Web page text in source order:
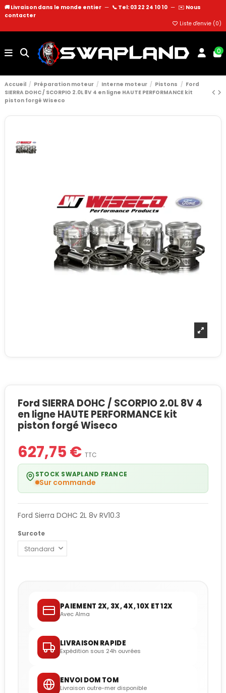
🚚 Livraison dans le monde entier — 📞 Tel: 03 22 24 10 10 — ✉️ Nous
contacter
Liste d'envie (0)
0
Accueil Préparation moteur Interne moteur Pistons
Ford
SIERRA DOHC / SCORPIO 2.0L 8V 4 en ligne HAUTE PERFORMANCE kit
piston forgé Wiseco
Ford SIERRA DOHC / SCORPIO 2.0L 8V 4
en ligne HAUTE PERFORMANCE kit
piston forgé Wiseco
627,75 € TTC
STOCK SWAPLAND FRANCE
Sur commande
Ford Sierra DOHC 2L 8v RV10.3
Surcote
PAIEMENT 2X, 3X, 4X, 10X ET 12X
Avec Alma
LIVRAISON RAPIDE
Expédition sous 24h ouvrées
ENVOI DOM TOM
Livraison outre-mer disponible